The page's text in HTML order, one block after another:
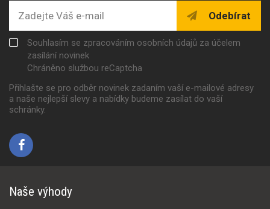
Odebírat
Souhlasím se zpracováním osobních údajů za účelem
zasílání novinek
Chráněno službou reCaptcha
Přihlašte se pro odběr novinek zadaním vaší e-mailové adresy
a naše nejlepší slevy a nabídky budeme zasílat do vaší
schránky.
Naše výhody